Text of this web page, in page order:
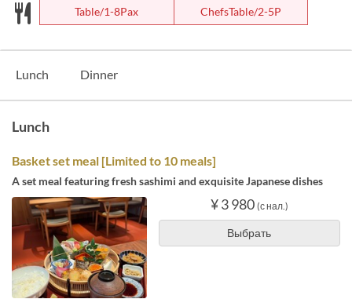
Table/1-8Pax
ChefsTable/2-5P
Lunch Dinner
Lunch
Basket set meal [Limited to 10 meals]
A set meal featuring fresh sashimi and exquisite Japanese dishes
¥ 3 980 (с нал.)
Выбрать